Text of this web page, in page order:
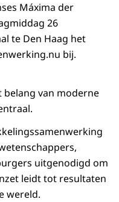
Máxima der
26
te Den Haag het
bij.
belang van moderne
uitgenodigd om
leidt tot resultaten
wereld.